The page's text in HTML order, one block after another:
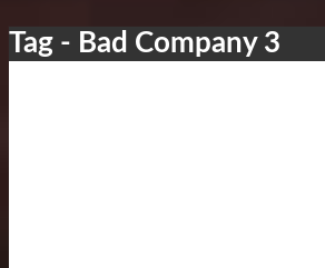
Tag - Bad Company 3